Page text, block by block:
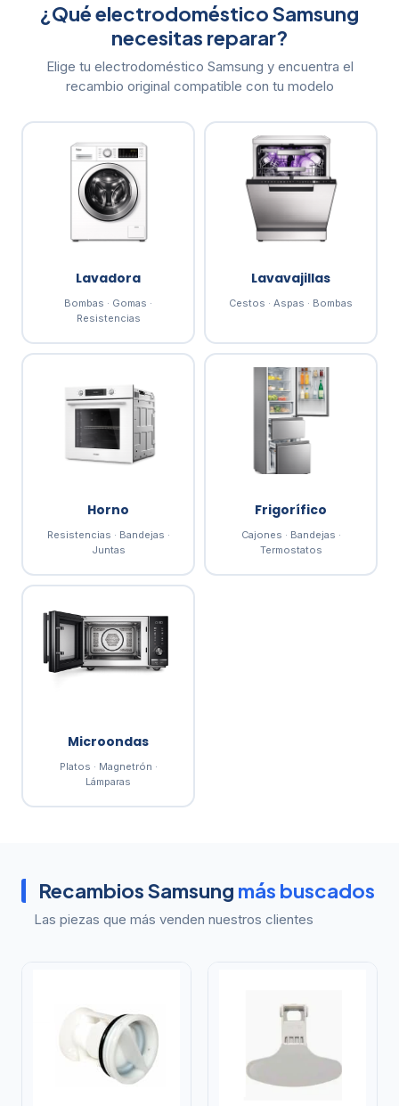
¿Qué electrodoméstico Samsung
necesitas reparar?
Elige tu electrodoméstico Samsung y encuentra el
recambio original compatible con tu modelo
Lavadora
Bombas · Gomas ·
Resistencias
Lavavajillas
Cestos · Aspas · Bombas
Horno
Resistencias · Bandejas ·
Juntas
Frigorífico
Cajones · Bandejas ·
Termostatos
Microondas
Platos · Magnetrón ·
Lámparas
Recambios Samsung más buscados
Las piezas que más venden nuestros clientes